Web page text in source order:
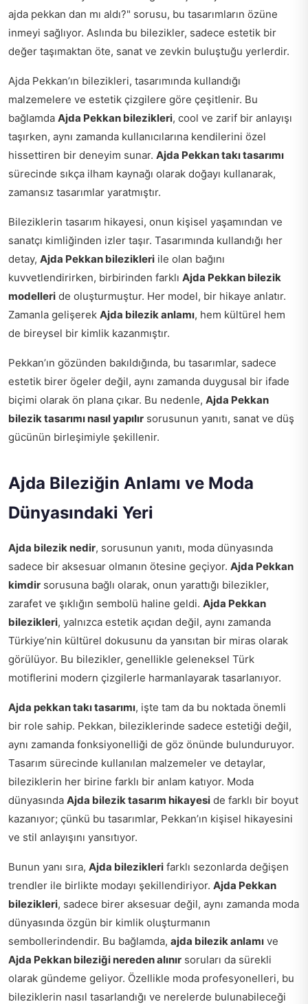
ajda pekkan dan mı aldı?" sorusu, bu tasarımların özüne
inmeyi sağlıyor. Aslında bu bilezikler, sadece estetik bir
değer taşımaktan öte, sanat ve zevkin buluştuğu yerlerdir.
Ajda Pekkan’ın bilezikleri, tasarımında kullandığı
malzemelere ve estetik çizgilere göre çeşitlenir. Bu
bağlamda Ajda Pekkan bilezikleri, cool ve zarif bir anlayışı
taşırken, aynı zamanda kullanıcılarına kendilerini özel
hissettiren bir deneyim sunar. Ajda Pekkan takı tasarımı
sürecinde sıkça ilham kaynağı olarak doğayı kullanarak,
zamansız tasarımlar yaratmıştır.
Bileziklerin tasarım hikayesi, onun kişisel yaşamından ve
sanatçı kimliğinden izler taşır. Tasarımında kullandığı her
detay, Ajda Pekkan bilezikleri ile olan bağını
kuvvetlendirirken, birbirinden farklı Ajda Pekkan bilezik
modelleri de oluşturmuştur. Her model, bir hikaye anlatır.
Zamanla gelişerek Ajda bilezik anlamı, hem kültürel hem
de bireysel bir kimlik kazanmıştır.
Pekkan’ın gözünden bakıldığında, bu tasarımlar, sadece
estetik birer ögeler değil, aynı zamanda duygusal bir ifade
biçimi olarak ön plana çıkar. Bu nedenle, Ajda Pekkan
bilezik tasarımı nasıl yapılır sorusunun yanıtı, sanat ve düş
gücünün birleşimiyle şekillenir.
Ajda Bileziğin Anlamı ve Moda
Dünyasındaki Yeri
Ajda bilezik nedir, sorusunun yanıtı, moda dünyasında
sadece bir aksesuar olmanın ötesine geçiyor. Ajda Pekkan
kimdir sorusuna bağlı olarak, onun yarattığı bilezikler,
zarafet ve şıklığın sembolü haline geldi. Ajda Pekkan
bilezikleri, yalnızca estetik açıdan değil, aynı zamanda
Türkiye’nin kültürel dokusunu da yansıtan bir miras olarak
görülüyor. Bu bilezikler, genellikle geleneksel Türk
motiflerini modern çizgilerle harmanlayarak tasarlanıyor.
Ajda pekkan takı tasarımı, işte tam da bu noktada önemli
bir role sahip. Pekkan, bileziklerinde sadece estetiği değil,
aynı zamanda fonksiyonelliği de göz önünde bulunduruyor.
Tasarım sürecinde kullanılan malzemeler ve detaylar,
bileziklerin her birine farklı bir anlam katıyor. Moda
dünyasında Ajda bilezik tasarım hikayesi de farklı bir boyut
kazanıyor; çünkü bu tasarımlar, Pekkan’ın kişisel hikayesini
ve stil anlayışını yansıtıyor.
Bunun yanı sıra, Ajda bilezikleri farklı sezonlarda değişen
trendler ile birlikte modayı şekillendiriyor. Ajda Pekkan
bilezikleri, sadece birer aksesuar değil, aynı zamanda moda
dünyasında özgün bir kimlik oluşturmanın
sembollerindendir. Bu bağlamda, ajda bilezik anlamı ve
Ajda Pekkan bileziği nereden alınır soruları da sürekli
olarak gündeme geliyor. Özellikle moda profesyonelleri, bu
bileziklerin nasıl tasarlandığı ve nerelerde bulunabileceği